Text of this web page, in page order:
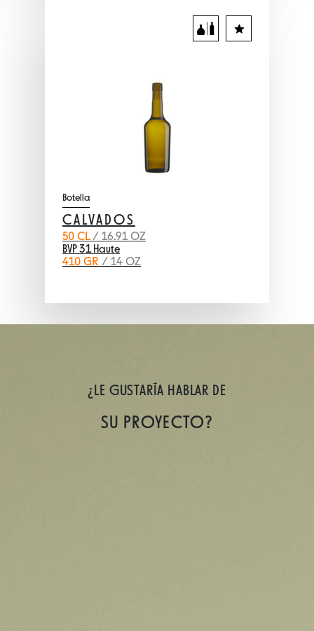
Botella
CALVADOS
50 CL/ 16.91 OZ
BVP 31 Haute
410 GR / 14 OZ
¿LE GUSTARÍA HABLAR DE
SU PROYECTO?